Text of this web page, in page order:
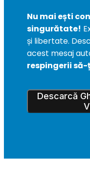
Nu mai ești
singurătate!
și libertate.
acest mesaj
respingerii
Descarcă